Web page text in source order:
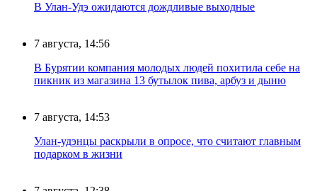
В Улан-Удэ ожидаются дождливые выходные
7 августа, 14:56
В Бурятии компания молодых людей похитила себе на
пикник из магазина 13 бутылок пива, арбуз и дыню
7 августа, 14:53
Улан-удэнцы раскрыли в опросе, что считают главным
подарком в жизни